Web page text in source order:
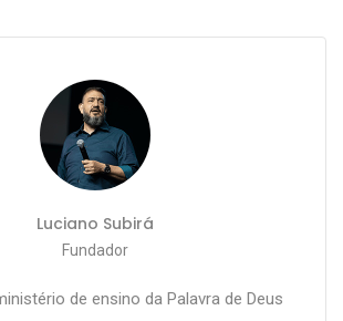
Luciano Subirá
Fundador
de ensino da Palavra de Deus